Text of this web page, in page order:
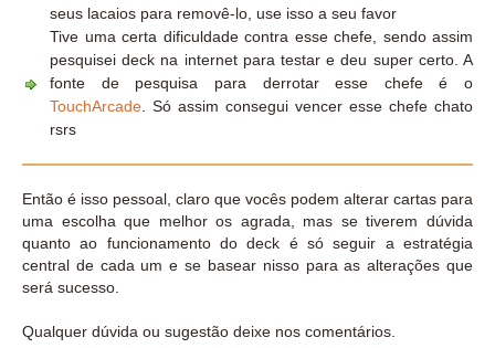
seus lacaios para removê-lo, use isso a seu favor
Tive uma certa dificuldade contra esse chefe, sendo assim
pesquisei deck na internet para testar e deu super certo. A
fonte de pesquisa para derrotar esse chefe é o
TouchArcade . Só assim consegui vencer esse chefe chato
rsrs
Então é isso pessoal, claro que vocês podem alterar cartas para
uma escolha que melhor os agrada, mas se tiverem dúvida
quanto ao funcionamento do deck é só seguir a estratégia
central de cada um e se basear nisso para as alterações que
será sucesso.
Qualquer dúvida ou sugestão deixe nos comentários.